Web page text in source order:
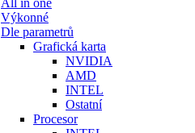
All in one
Výkonné
Dle parametrů
Grafická karta
NVIDIA
AMD
INTEL
Ostatní
Procesor